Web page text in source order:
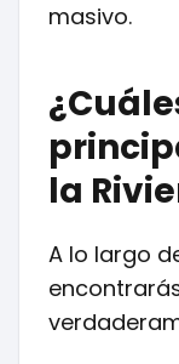
masivo.
la
A lo largo